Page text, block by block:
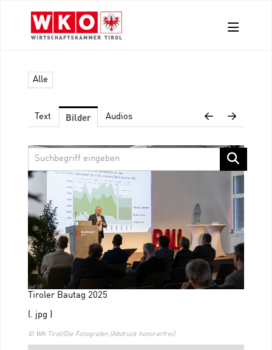
Pressefotos
Kontakt
Alle
Text Bilder Audios
Tiroler Bautag 2025
(. jpg )
© WK Tirol/Die Fotografen (Abdruck honorarfrei)